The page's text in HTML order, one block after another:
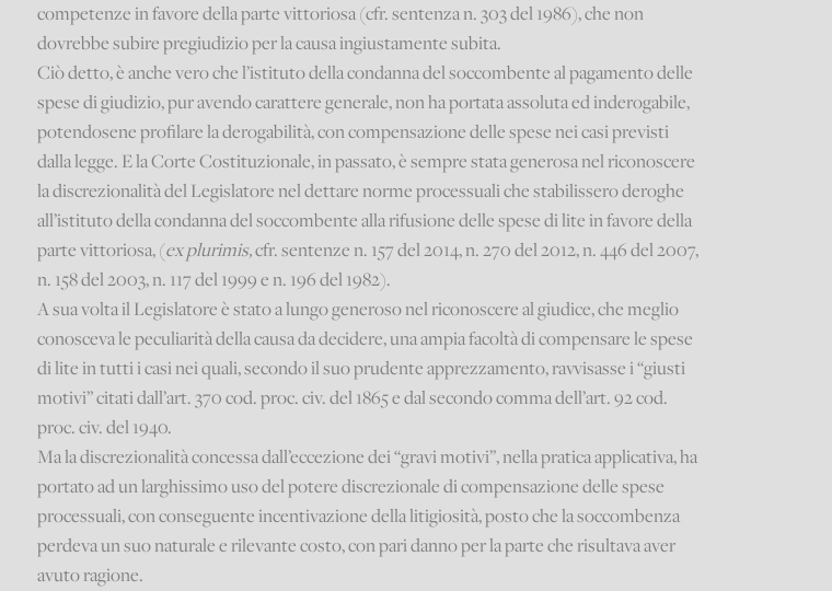
competenze in favore della parte vittoriosa (cfr. sentenza n. 303 del 1986), che non
dovrebbe subire pregiudizio per la causa ingiustamente subita.
Ciò detto, è anche vero che l’istituto della condanna del soccombente al pagamento delle
spese di giudizio, pur avendo carattere generale, non ha portata assoluta ed inderogabile,
potendosene profilare la derogabilità, con compensazione delle spese nei casi previsti
dalla legge. E la Corte Costituzionale, in passato, è sempre stata generosa nel riconoscere
la discrezionalità del Legislatore nel dettare norme processuali che stabilissero deroghe
all’istituto della condanna del soccombente alla rifusione delle spese di lite in favore della
parte vittoriosa, (ex plurimis,cfr. sentenze n. 157 del 2014, n. 270 del 2012, n. 446 del 2007,
n. 158 del 2003, n. 117 del 1999 e n. 196 del 1982).
A sua volta il Legislatore è stato a lungo generoso nel riconoscere al giudice, che meglio
conosceva le peculiarità della causa da decidere, una ampia facoltà di compensare le spese
di lite in tutti i casi nei quali, secondo il suo prudente apprezzamento, ravvisasse i “giusti
motivi” citati dall’art. 370 cod. proc. civ. del 1865 e dal secondo comma dell’art. 92 cod.
proc. civ. del 1940.
Ma la discrezionalità concessa dall’eccezione dei “gravi motivi”, nella pratica applicativa, ha
portato ad un larghissimo uso del potere discrezionale di compensazione delle spese
processuali, con conseguente incentivazione della litigiosità, posto che la soccombenza
perdeva un suo naturale e rilevante costo, con pari danno per la parte che risultava aver
avuto ragione.